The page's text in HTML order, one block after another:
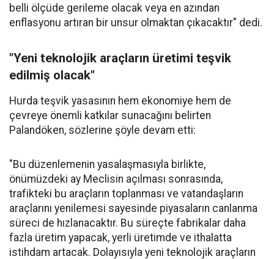
belli ölçüde gerileme olacak veya en azından
enflasyonu artıran bir unsur olmaktan çıkacaktır" dedi.
"Yeni teknolojik araçların üretimi teşvik
edilmiş olacak"
Hurda teşvik yasasının hem ekonomiye hem de
çevreye önemli katkılar sunacağını belirten
Palandöken, sözlerine şöyle devam etti:
"Bu düzenlemenin yasalaşmasıyla birlikte,
önümüzdeki ay Meclisin açılması sonrasında,
trafikteki bu araçların toplanması ve vatandaşların
araçlarını yenilemesi sayesinde piyasaların canlanma
süreci de hızlanacaktır. Bu süreçte fabrikalar daha
fazla üretim yapacak, yerli üretimde ve ithalatta
istihdam artacak. Dolayısıyla yeni teknolojik araçların